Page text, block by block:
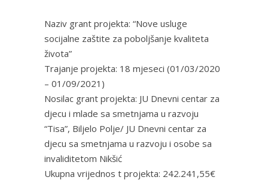
Naziv grant projekta: “Nove usluge
socijalne zaštite za poboljšanje kvaliteta
života”
Trajanje projekta: 18 mjeseci (01/03/2020
– 01/09/2021)
Nosilac grant projekta: JU Dnevni centar za
djecu i mlade sa smetnjama u razvoju
“Tisa”, Biljelo Polje/ JU Dnevni centar za
djecu sa smetnjama u razvoju i osobe sa
invaliditetom Nikšić
Ukupna vrijednos t projekta: 242.241,55€